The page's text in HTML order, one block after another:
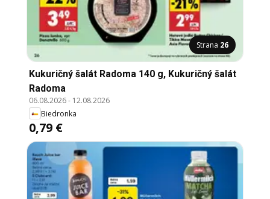
Strana 26
Kukuričný šalát Radoma 140 g, Kukuričný šalát
Radoma
06.08.2026- 12.08.2026
Biedronka
0,79 €